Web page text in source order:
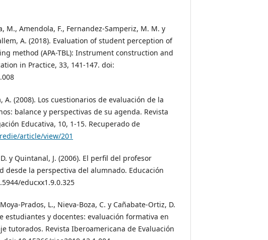
M., Amendola, F., Fernandez-Samperiz, M. M. y
A. (2018). Evaluation of student perception of
method (APA-TBL): Instrument construction and
in Practice, 33, 141-147. doi:
A. (2008). Los cuestionarios de evaluación de la
balance y perspectivas de su agenda. Revista
Educativa, 10, 1-15. Recuperado de
article/view/201
y Quintanal, J. (2006). El perfil del profesor
desde la perspectiva del alumnado. Educación
educxx1.9.0.325
Prados, L., Nieva-Boza, C. y Cañabate-Ortiz, D.
estudiantes y docentes: evaluación formativa en
tutorados. Revista Iberoamericana de Evaluación